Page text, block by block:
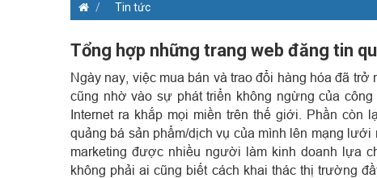
Tin tức
Tổng hợp những trang web đăng tin
Ngày nay, việc mua bán và trao đổi hàng hóa đã
cũng nhờ vào sự phát triển không ngừng của
Internet ra khắp mọi miền trên thế giới. Phần còn
quảng bá sản phẩm/dịch vụ của mình lên mạng
marketing được nhiều người làm kinh doanh lựa
không phải ai cũng biết cách khai thác thị trường